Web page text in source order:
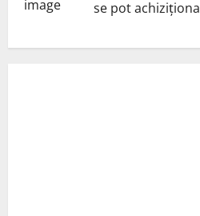
se pot achiziționa